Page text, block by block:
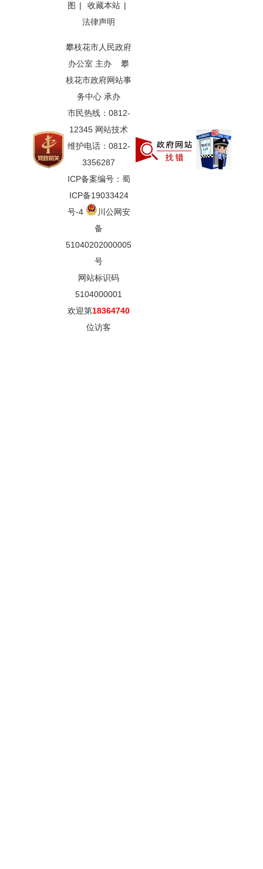
图 | 收藏本站 |
法律声明
攀枝花市人民政府
办公室 主办 攀
枝花市政府网站事
务中心 承办
市民热线：0812-
12345 网站技术
维护电话：0812-
3356287
ICP备案编号：蜀
ICP备19033424
号-4
川公网安
备
51040202000005
号
网站标识码
5104000001
欢迎第18364740
位访客